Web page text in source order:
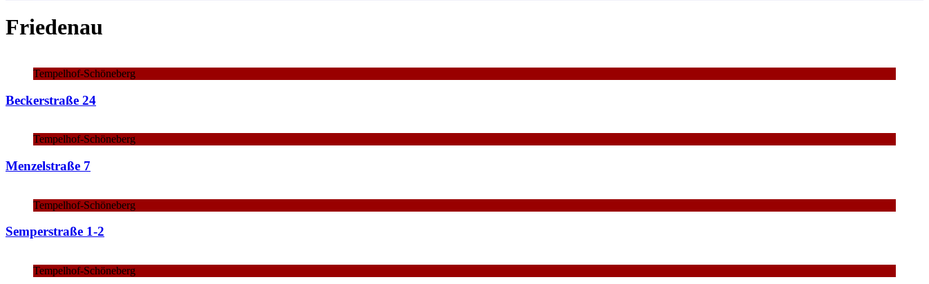
Friedenau
Tempelhof-Schöneberg
Beckerstraße 24
Tempelhof-Schöneberg
Menzelstraße 7
Tempelhof-Schöneberg
Semperstraße 1-2
Tempelhof-Schöneberg